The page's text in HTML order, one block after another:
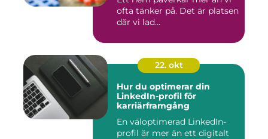
ofta tänker på. Det är platsen
där vi lad...
22. okt
Hur du optimerar din
LinkedIn-profil för
karriärframgång
En väloptimerad LinkedIn-
profil är mer än ett digitalt